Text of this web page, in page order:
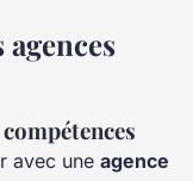
avec une agence